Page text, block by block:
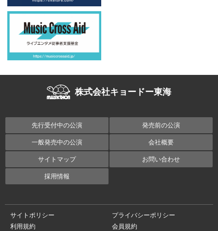
株式会社キョードー東海
先行受付中の公演 発売前の公演
一般発売中の公演 会社概要
サイトマップ お問い合わせ
採用情報
サイトポリシー
プライバシーポリシー
利用規約
会員規約